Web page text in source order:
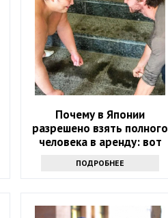
Почему в Японии
разрешено взять полного
человека в аренду: вот
ПОДРОБНЕЕ